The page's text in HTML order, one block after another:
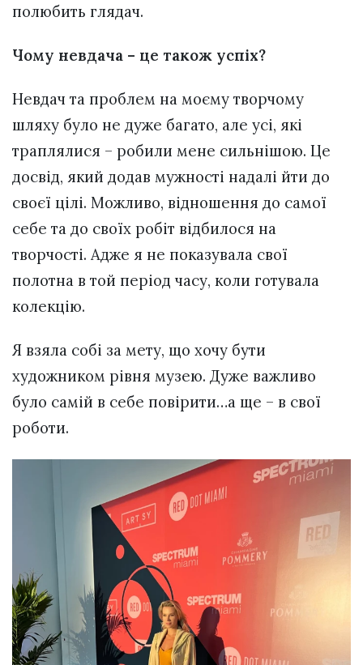
полюбить глядач.
Чому невдача – це також успіх?
Невдач та проблем на моєму творчому
шляху було не дуже багато, але усі, які
траплялися – робили мене сильнішою. Це
досвід, який додав мужності надалі йти до
своєї цілі. Можливо, відношення до самої
себе та до своїх робіт відбилося на
творчості. Адже я не показувала свої
полотна в той період часу, коли готувала
колекцію.
Я взяла собі за мету, що хочу бути
художником рівня музею. Дуже важливо
було самій в себе повірити…а ще – в свої
роботи.